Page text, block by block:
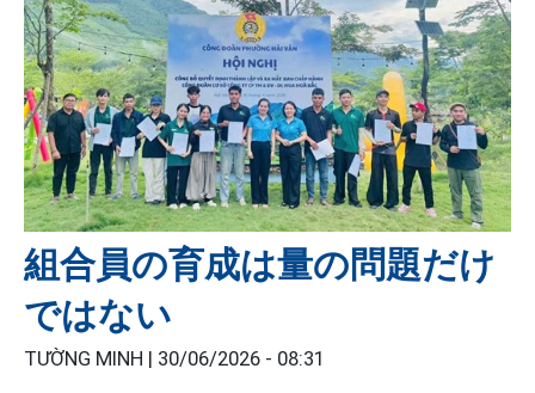
組合員の育成は量の問題だけ
ではない
TƯỜNG MINH | 30/06/2026 - 08:31